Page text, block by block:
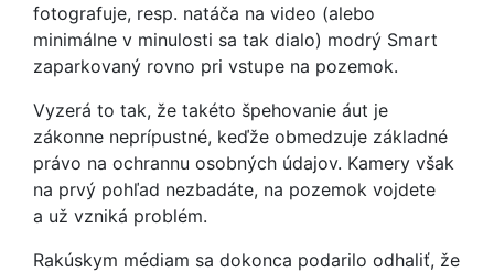
fotografuje, resp. natáča na video (alebo
minimálne v minulosti sa tak dialo) modrý Smart
zaparkovaný rovno pri vstupe na pozemok.
Vyzerá to tak, že takéto špehovanie áut je
zákonne neprípustné, keďže obmedzuje základné
právo na ochrannu osobných údajov. Kamery však
na prvý pohľad nezbadáte, na pozemok vojdete
a už vzniká problém.
Rakúskym médiam sa dokonca podarilo odhaliť, že